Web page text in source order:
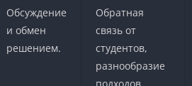
Обсуждение
и обмен
решением.
Обратная
связь от
студентов,
разнообразие
подходов.